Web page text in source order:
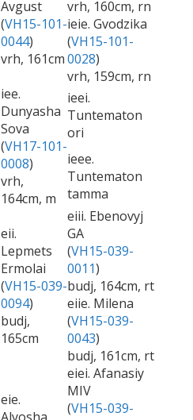
Avgust
(VH15-101-
0044)
vrh, 161cm
vrh, 160cm, rn
ieie. Gvodzika
(VH15-101-
0028)
vrh, 159cm, rn
iee.
Dunyasha
Sova
(VH17-101-
0008)
vrh,
164cm, m
ieei.
Tuntematon
ori
ieee.
Tuntematon
tamma
eii.
Lepmets
Ermolai
(VH15-039-
0094)
budj,
165cm
eiii. Ebenovyj
GA
(VH15-039-
0011)
budj, 164cm, rt
eiie. Milena
(VH15-039-
0043)
budj, 161cm, rt
eie.
eiei. Afanasiy
MIV
(VH15-039-